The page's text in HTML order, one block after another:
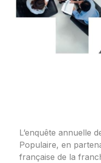
L’enquête annuelle
Populaire, en
française de la